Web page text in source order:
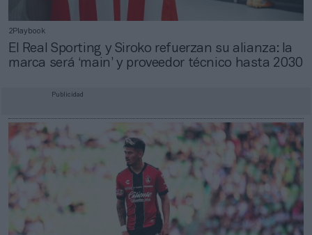
2Playbook
El Real Sporting y Siroko refuerzan su alianza: la
marca será ‘main’ y proveedor técnico hasta 2030
Publicidad